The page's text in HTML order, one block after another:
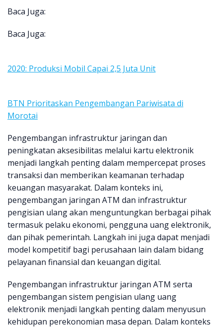
Baca Juga:
Baca Juga:
2020: Produksi Mobil Capai 2,5 Juta Unit
BTN Prioritaskan Pengembangan Pariwisata di
Morotai
Pengembangan infrastruktur jaringan dan
peningkatan aksesibilitas melalui kartu elektronik
menjadi langkah penting dalam mempercepat proses
transaksi dan memberikan keamanan terhadap
keuangan masyarakat. Dalam konteks ini,
pengembangan jaringan ATM dan infrastruktur
pengisian ulang akan menguntungkan berbagai pihak
termasuk pelaku ekonomi, pengguna uang elektronik,
dan pihak pemerintah. Langkah ini juga dapat menjadi
model kompetitif bagi perusahaan lain dalam bidang
pelayanan finansial dan keuangan digital.
Pengembangan infrastruktur jaringan ATM serta
pengembangan sistem pengisian ulang uang
elektronik menjadi langkah penting dalam menyusun
kehidupan perekonomian masa depan. Dalam konteks